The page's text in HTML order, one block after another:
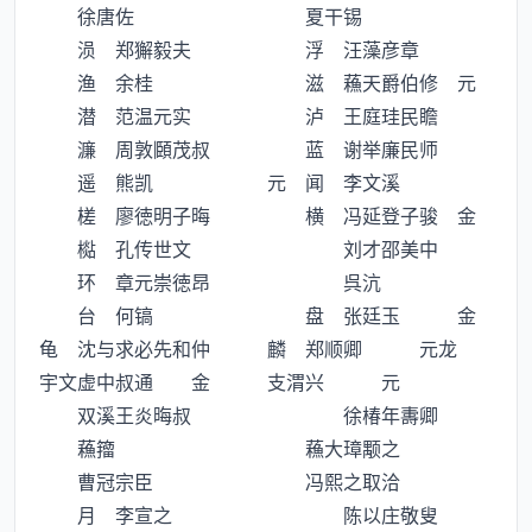
徐唐佐 夏干锡
涢 郑獬毅夫 浮 汪藻彦章
渔 余桂 滋 蘓天爵伯修 元
潜 范温元实 泸 王庭珪民瞻
濂 周敦頥茂叔 蓝 谢举廉民师
遥 熊凯 元 闻 李文溪
槎 廖徳明子晦 横 冯延登子骏 金
檆 孔传世文 刘才邵美中
环 章元崇徳昂 呉沆
台 何镐 盘 张廷玉 金
龟 沈与求必先和仲 麟 郑顺卿 元龙
宇文虚中叔通 金 支渭兴 元
双溪王炎晦叔 徐椿年夀卿
蘓籀 蘓大璋颙之
曹冠宗臣 冯熙之取洽
月 李宣之 陈以庄敬叟